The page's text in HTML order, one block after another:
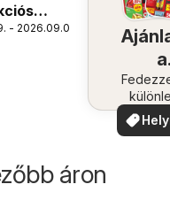
- 2026.09.01.
a
áron